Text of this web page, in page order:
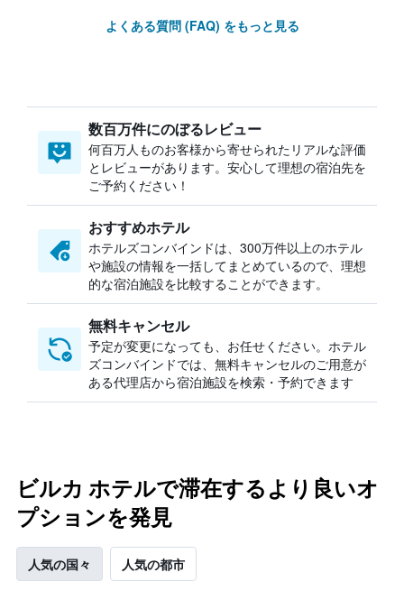
よくある質問 (FAQ) をもっと見る
数百万件にのぼるレビュー
何百万人ものお客様から寄せられたリアルな評価
とレビューがあります。安心して理想の宿泊先を
ご予約ください！
おすすめホテル
ホテルズコンバインドは、300万件以上のホテル
や施設の情報を一括してまとめているので、理想
的な宿泊施設を比較することができます。
無料キャンセル
予定が変更になっても、お任せください。ホテル
ズコンバインドでは、無料キャンセルのご用意が
ある代理店から宿泊施設を検索・予約できます
ビルカ ホテルで滞在するより良いオ
プションを発見
人気の国々 人気の都市